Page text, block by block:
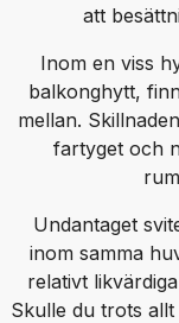
att
Inom en viss
balkonghytt,
mellan.
fartyget och
Undantaget
inom samma
relativt
Skulle du trots